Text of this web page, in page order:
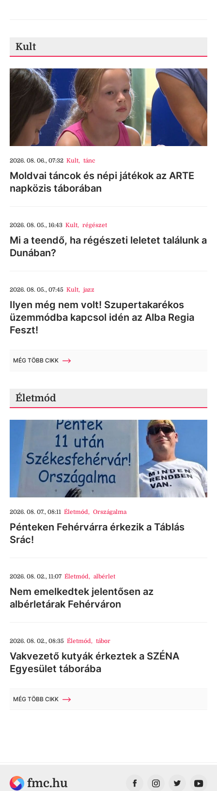
Kult
2026. 08. 06., 07:32 Kult, tánc
Moldvai táncok és népi játékok az ARTE
napközis táborában
2026. 08. 05., 16:43 Kult, régészet
Mi a teendő, ha régészeti leletet találunk a
Dunában?
2026. 08. 05., 07:45 Kult, jazz
Ilyen még nem volt! Szupertakarékos
üzemmódba kapcsol idén az Alba Regia
Feszt!
MÉG TÖBB CIKK
Életmód
2026. 08. 07., 08:11 Életmód, Országalma
Pénteken Fehérvárra érkezik a Táblás
Srác!
2026. 08. 02., 11:07 Életmód, albérlet
Nem emelkedtek jelentősen az
albérletárak Fehérváron
2026. 08. 02., 08:35 Életmód, tábor
Vakvezető kutyák érkeztek a SZÉNA
Egyesület táborába
MÉG TÖBB CIKK
fmc.hu